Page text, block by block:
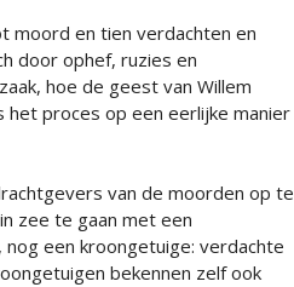
moord en tien verdachten en
door ophef, ruzies en
hoe de geest van Willem
proces op een eerlijke manier
van de moorden op te
zee te gaan met een
een kroongetuige: verdachte
bekennen zelf ook